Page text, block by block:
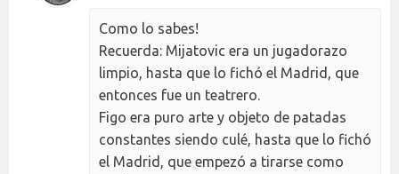
Como lo sabes!
Recuerda: Mijatovic era un jugadorazo
limpio, hasta que lo fichó el Madrid, que
entonces fue un teatrero.
Figo era puro arte y objeto de patadas
constantes siendo culé, hasta que lo fichó
el Madrid, que empezó a tirarse como